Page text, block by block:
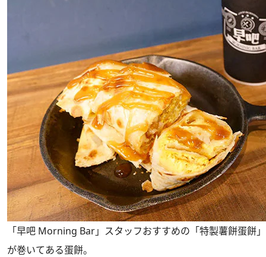
「早吧 Morning Bar」スタッフおすすめの「特製薯餅蛋餅
が巻いてある蛋餅。